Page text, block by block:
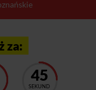
za:
41
SEKUND